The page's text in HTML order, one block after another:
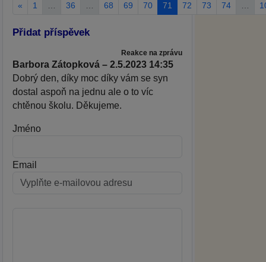
« 1 36 68 69 70 71 72 73 74
Přidat příspěvek
Reakce na zprávu
Barbora Zátopková – 2.5.2023 14:35
Dobrý den, díky moc díky vám se syn
dostal aspoň na jednu ale o to víc
chtěnou školu. Děkujeme.
Jméno
Email